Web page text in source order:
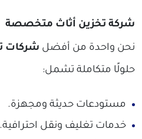
شركة تخزين أثاث متخصصة
نحن واحدة من أفضل شركات
حلولًا متكاملة تشمل:
مستودعات حديثة ومجهزة.
خدمات تغليف ونقل احترافية.